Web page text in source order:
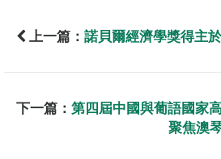
上一篇： 諾貝爾經濟學獎得主
下一篇： 第四屆中國與葡語國家
聚焦澳